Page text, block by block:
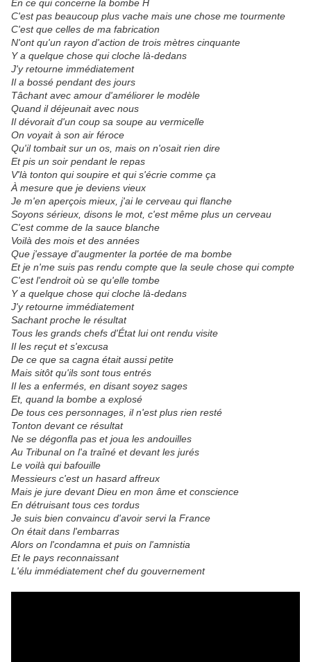
En ce qui concerne la bombe H
C'est pas beaucoup plus vache mais une chose me tourmente
C'est que celles de ma fabrication
N'ont qu'un rayon d'action de trois mètres cinquante
Y a quelque chose qui cloche là-dedans
J'y retourne immédiatement
Il a bossé pendant des jours
Tâchant avec amour d'améliorer le modèle
Quand il déjeunait avec nous
Il dévorait d'un coup sa soupe au vermicelle
On voyait à son air féroce
Qu'il tombait sur un os, mais on n'osait rien dire
Et pis un soir pendant le repas
V'là tonton qui soupire et qui s'écrie comme ça
À mesure que je deviens vieux
Je m'en aperçois mieux, j'ai le cerveau qui flanche
Soyons sérieux, disons le mot, c'est même plus un cerveau
C'est comme de la sauce blanche
Voilà des mois et des années
Que j'essaye d'augmenter la portée de ma bombe
Et je n'me suis pas rendu compte que la seule chose qui compte
C'est l'endroit où se qu'elle tombe
Y a quelque chose qui cloche là-dedans
J'y retourne immédiatement
Sachant proche le résultat
Tous les grands chefs d'État lui ont rendu visite
Il les reçut et s'excusa
De ce que sa cagna était aussi petite
Mais sitôt qu'ils sont tous entrés
Il les a enfermés, en disant soyez sages
Et, quand la bombe a explosé
De tous ces personnages, il n'est plus rien resté
Tonton devant ce résultat
Ne se dégonfla pas et joua les andouilles
Au Tribunal on l'a traîné et devant les jurés
Le voilà qui bafouille
Messieurs c'est un hasard affreux
Mais je jure devant Dieu en mon âme et conscience
En détruisant tous ces tordus
Je suis bien convaincu d'avoir servi la France
On était dans l'embarras
Alors on l'condamna et puis on l'amnistia
Et le pays reconnaissant
L'élu immédiatement chef du gouvernement